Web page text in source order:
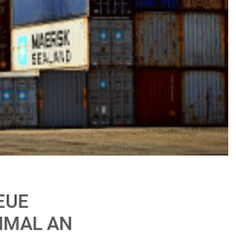
S
AN